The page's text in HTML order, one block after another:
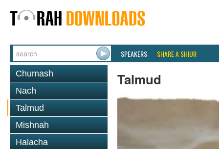
SPEAKERS SHARE A SHIUR
Chumash
Nach
Talmud
Mishnah
Halacha
Talmud